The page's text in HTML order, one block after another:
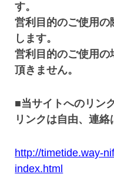
す。
営利目的のご使用の
します。
営利目的のご使用の
頂きません。
■当サイトへのリン
リンクは自由、連絡
http://timetide.way-
index.html